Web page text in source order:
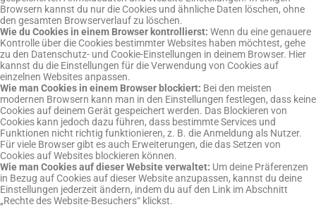
Browsern kannst du nur die Cookies und ähnliche Daten löschen, ohne
den gesamten Browserverlauf zu löschen.
Wie du Cookies in einem Browser kontrollierst: Wenn du eine genauere
Kontrolle über die Cookies bestimmter Websites haben möchtest, gehe
zu den Datenschutz- und Cookie-Einstellungen in deinem Browser. Hier
kannst du die Einstellungen für die Verwendung von Cookies auf
einzelnen Websites anpassen.
Wie man Cookies in einem Browser blockiert: Bei den meisten
modernen Browsern kann man in den Einstellungen festlegen, dass keine
Cookies auf deinem Gerät gespeichert werden. Das Blockieren von
Cookies kann jedoch dazu führen, dass bestimmte Services und
Funktionen nicht richtig funktionieren, z. B. die Anmeldung als Nutzer.
Für viele Browser gibt es auch Erweiterungen, die das Setzen von
Cookies auf Websites blockieren können.
Wie man Cookies auf dieser Website verwaltet: Um deine Präferenzen
in Bezug auf Cookies auf dieser Website anzupassen, kannst du deine
Einstellungen jederzeit ändern, indem du auf den Link im Abschnitt
„Rechte des Website-Besuchers“ klickst.